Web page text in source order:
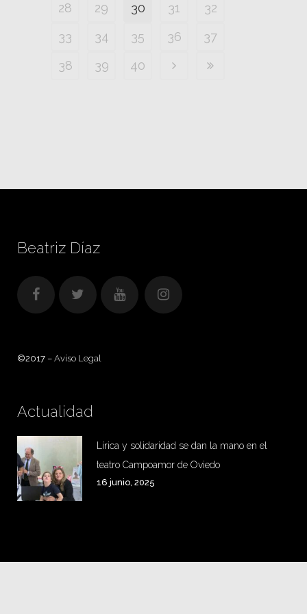
28
29 30 31
32
33
34 35 36
37
38
39 40
Beatriz Díaz
©2017 – Aviso Legal
Actualidad
Lírica y solidaridad se dan la mano en el
teatro Campoamor de Oviedo
16 junio, 2025
Instagram